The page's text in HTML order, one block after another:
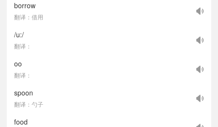
borrow
翻译：借用
/u:/
翻译：
oo
翻译：
spoon
翻译：勺子
food